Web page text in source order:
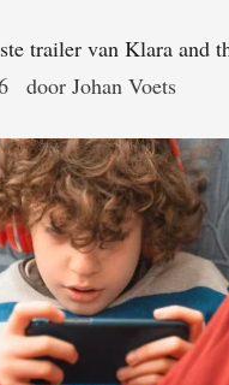
trailer van Klara and
door Johan Voets